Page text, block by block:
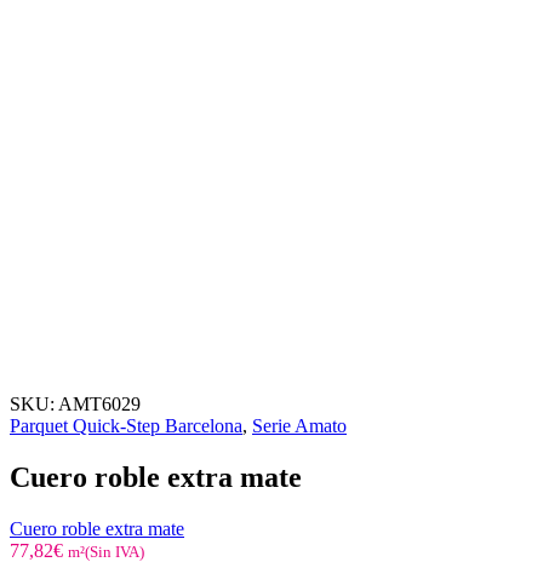
SKU: AMT6029
Parquet Quick-Step Barcelona, Serie Amato
Cuero roble extra mate
Cuero roble extra mate
77,82€ m²(Sin IVA)